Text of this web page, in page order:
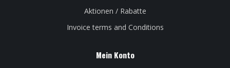
Aktionen / Rabatte
Invoice terms and Conditions
Mein Konto